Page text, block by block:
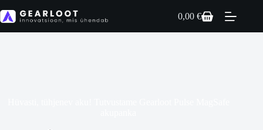
to
content
Shopping
cart
0,00€